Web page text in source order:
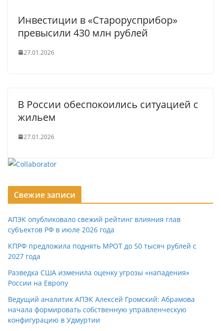
Инвестиции в «Старорусприбор»
превысили 430 млн рублей
27.01.2026
В России обеспокоились ситуацией с
жильем
27.01.2026
Свежие записи
АПЭК опубликовало свежий рейтинг влияния глав
субъектов РФ в июле 2026 года
КПРФ предложила поднять МРОТ до 50 тысяч рублей с
2027 года
Разведка США изменила оценку угрозы «нападения»
России на Европу
Ведущий аналитик АПЭК Алексей Громский: Абрамова
начала формировать собственную управленческую
конфигурацию в Удмуртии